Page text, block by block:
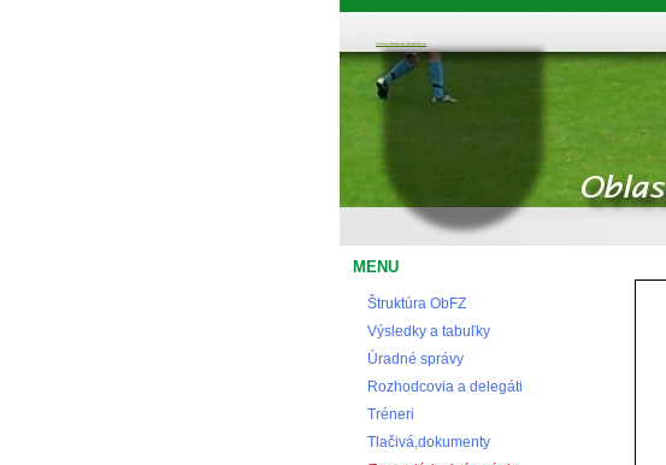
MENU
Štruktúra ObFZ
Výsledky a tabuľky
Úradné správy
Rozhodcovia a delegáti
Tréneri
Tlačivá,dokumenty